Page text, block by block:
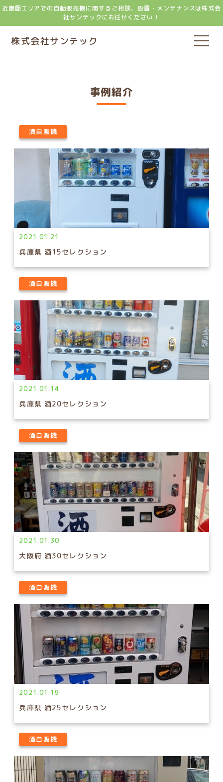
近畿圏エリアでの自動販売機に関するご相談、設置・メンテナンスは株式会
社サンテックにお任せください！
株式会社サンテック
事例紹介
酒自販機
2021.01.21
兵庫県 酒15セレクション
酒自販機
2021.01.14
兵庫県 酒20セレクション
酒自販機
2021.01.30
大阪府 酒30セレクション
酒自販機
2021.01.19
兵庫県 酒25セレクション
酒自販機